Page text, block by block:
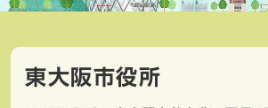
東大阪市役所